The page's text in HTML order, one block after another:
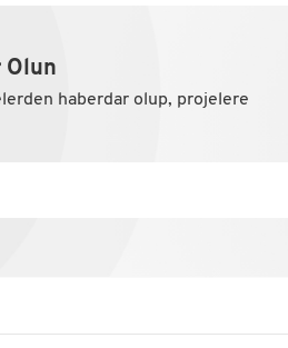
Olun
haberdar olup, projelere